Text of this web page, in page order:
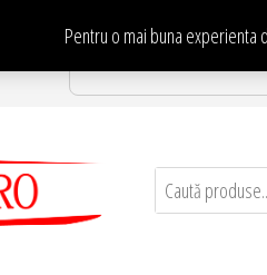
Pentru o mai buna
Te